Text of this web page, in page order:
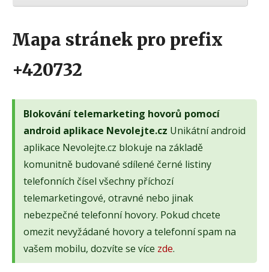
Mapa stránek pro prefix
+420732
Blokování telemarketing hovorů pomocí
android aplikace Nevolejte.cz Unikátní android
aplikace Nevolejte.cz blokuje na základě
komunitně budované sdílené černé listiny
telefonních čísel všechny příchozí
telemarketingové, otravné nebo jinak
nebezpečné telefonní hovory. Pokud chcete
omezit nevyžádané hovory a telefonní spam na
vašem mobilu, dozvíte se více zde.